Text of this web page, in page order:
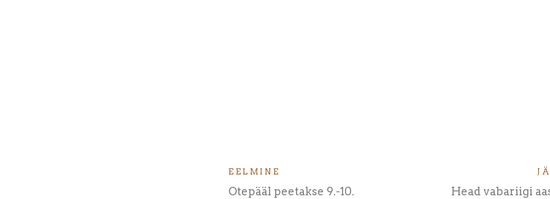
EELMINE
Otepääl peetakse 9.-10.
Head vabariigi